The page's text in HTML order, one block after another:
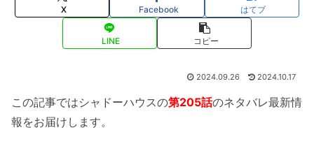
X Facebook はてブ
LINE コピー
2024.09.26 2024.10.17
この記事ではシャドーハウスの第205話のネタバレ最新情
報をお届けします。